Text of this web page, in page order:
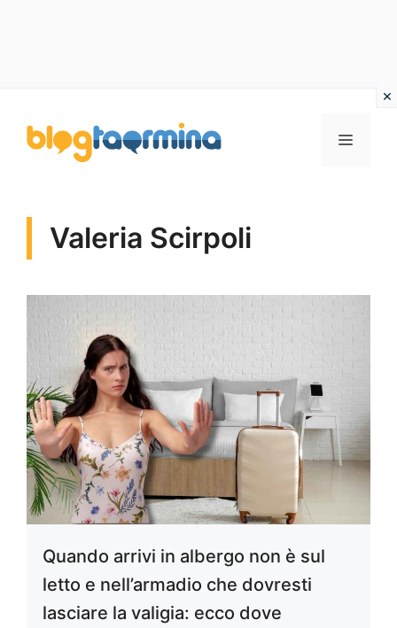
contenuto
MENU
Valeria Scirpoli
Quando arrivi in albergo non è sul
letto e nell’armadio che dovresti
lasciare la valigia: ecco dove